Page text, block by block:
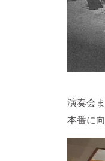
演奏会
本番に